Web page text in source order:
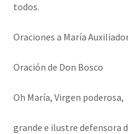
todos.
Oraciones a María
Oración de Don Bosco
Oh María, Virgen poderosa,
grande e ilustre defensora